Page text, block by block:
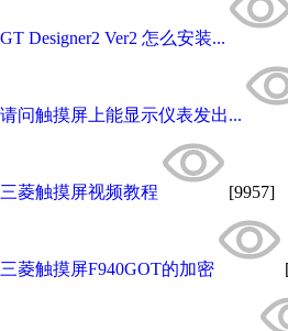
GT Designer2 Ver2 怎么安装...
请问触摸屏上能显示仪表发出...
三菱触摸屏视频教程 [9957]
三菱触摸屏F940GOT的加密